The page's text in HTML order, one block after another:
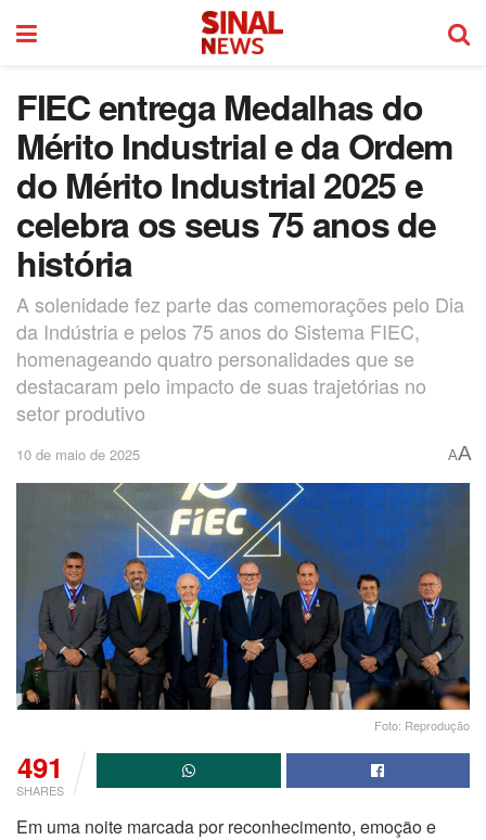
FIEC entrega Medalhas do
Mérito Industrial e da Ordem
do Mérito Industrial 2025 e
celebra os seus 75 anos de
história
A solenidade fez parte das comemorações pelo Dia
da Indústria e pelos 75 anos do Sistema FIEC,
homenageando quatro personalidades que se
destacaram pelo impacto de suas trajetórias no
setor produtivo
10 de maio de 2025 AA
Foto: Reprodução
491
SHARES
Em uma noite marcada por reconhecimento, emoção e